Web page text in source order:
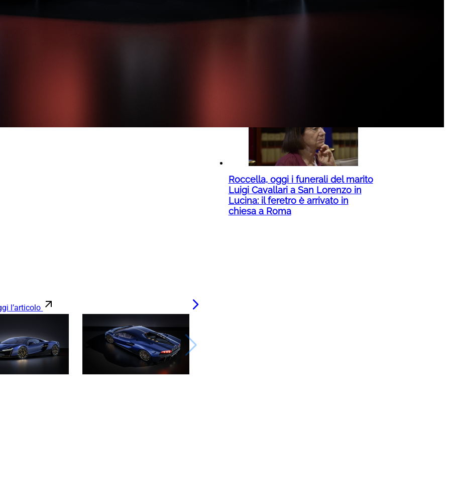
l’articolo
Roccella, oggi i funerali del marito
Luigi Cavallari a San Lorenzo in
Lucina: il feretro è arrivato in
chiesa a Roma